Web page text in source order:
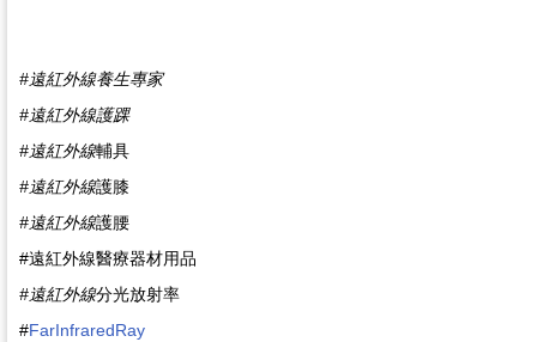
#遠紅外線養生專家
#遠紅外線護踝
#遠紅外線輔具
#遠紅外線護膝
#遠紅外線護腰
#遠紅外線醫療器材用品
#遠紅外線分光放射率
#FarInfraredRay